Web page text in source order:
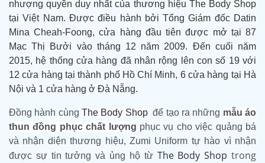
nhượng quyền duy nhất của thương hiệu The Body Shop
tại Việt Nam. Được điều hành bởi Tổng Giám đốc Datin
Mina Cheah-Foong, cửa hàng đầu tiên được mở tại 87
Mạc Thị Bưởi vào tháng 12 năm 2009. Đến cuối năm
2015, hệ thống cửa hàng đã nhân rộng lên con số 19 với
12 cửa hàng tại thành phố Hồ Chí Minh, 6 cửa hàng tại Hà
Nội và 1 cửa hàng ở Đà Nẵng.
Đồng hành cùng The Body Shop để tạo ra những mẫu áo
thun đồng phục chất lượng phục vụ cho việc quảng bá
và nhận diện thương hiệu, Zumi Uniform tự hào vì nhận
được sự tin tưởng và ủng hộ từ The Body Shoptrong